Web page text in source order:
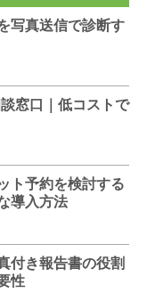
写真送信で診断す
窓口｜低コストで
ト予約を検討する
導入方法
付き報告書の役割
性